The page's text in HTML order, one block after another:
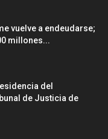
vuelve a endeudarse;
millones...
del
de Justicia de